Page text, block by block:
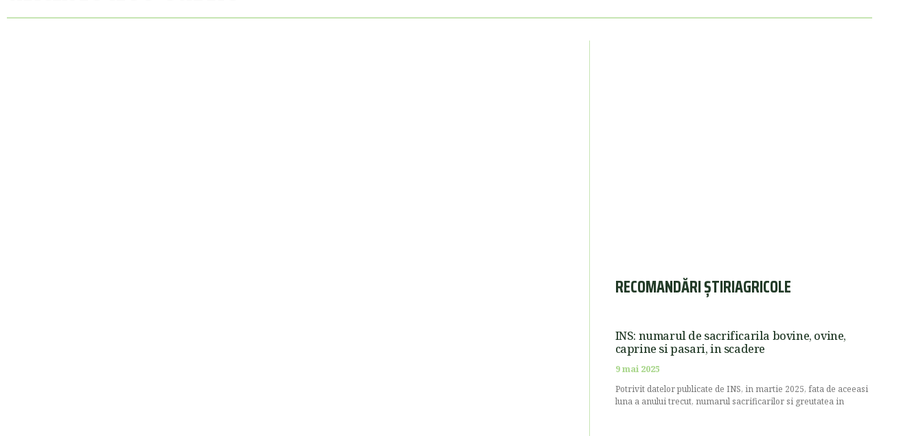
RECOMANDĂRI ȘTIRIAGRICOLE
INS: numarul de sacrificarila bovine, ovine,
caprine si pasari, in scadere
9 mai 2025
Potrivit datelor publicate de INS, in martie 2025, fata de aceeasi
luna a anului trecut, numarul sacrificarilor si greutatea in